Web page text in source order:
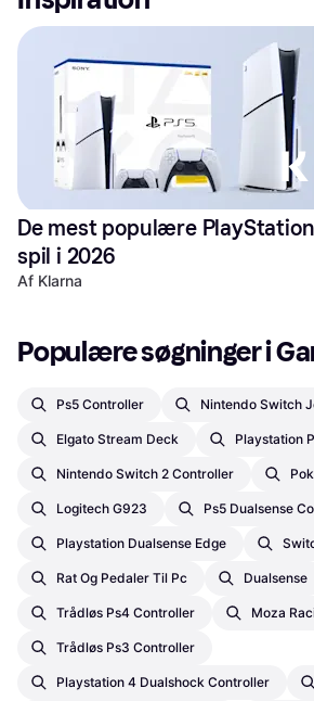
De mest populære
spil i 2026
Af Klarna
Populære søgninger i
Ps5 Controller Nintendo Switch
Elgato Stream Deck Playstation
Nintendo Switch 2 Controller
Logitech G923 Ps5 Dualsense
Playstation Dualsense Edge
Rat Og Pedaler Til Pc Dualsense
Trådløs Ps4 Controller Moza
Trådløs Ps3 Controller
Playstation 4 Dualshock Controller